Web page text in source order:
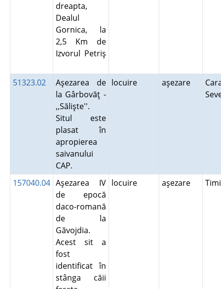
dreapta,
Dealul
Gornica, la
2,5 Km de
Izvorul Petriş
51323.02
Aşezarea de
la Gârbovăţ -
,,Sălişte''.
Situl este
plasat în
apropierea
saivanului
CAP.
locuire aşezare
157040.04 Aşezarea IV
de epocă
daco-romană
de la
Găvojdia.
Acest sit a
fost
identificat în
stânga căii
locuire aşezare